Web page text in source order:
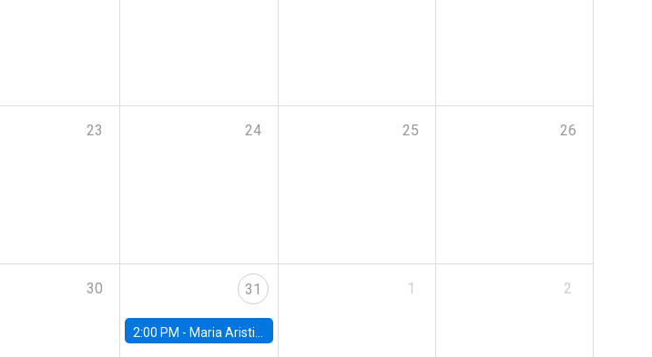
23 24 25 26
30 31
2:00 PM - Maria Aristizabal-Ramirez, FED Board
1 2